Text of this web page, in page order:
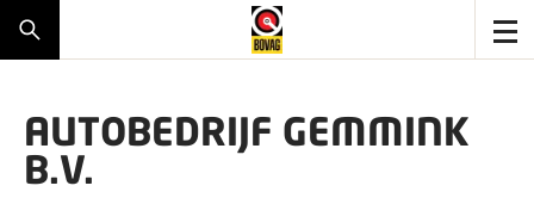
AUTOBEDRIJF GEMMINK
B.V.